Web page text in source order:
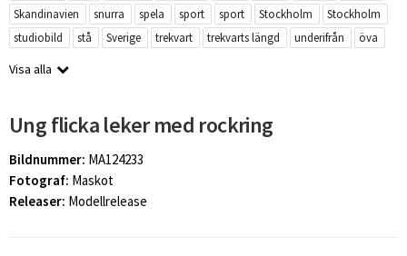
Skandinavien
snurra spela sport sport Stockholm
Stockholm
studiobild
stå Sverige trekvart trekvarts längd underifrån öva
Visa alla
Ung flicka leker med rockring
Bildnummer: MA124233
Fotograf: Maskot
Releaser: Modellrelease